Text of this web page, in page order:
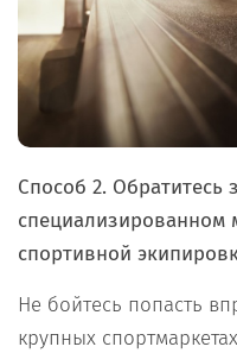
Способ 2. Обратитесь
специализированном
спортивной
Не бойтесь попасть
крупных